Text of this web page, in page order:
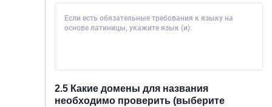
Если есть обязательные требования к языку на
основе латиницы, укажите язык (и):
2.5 Какие домены для названия
необходимо проверить (выберите